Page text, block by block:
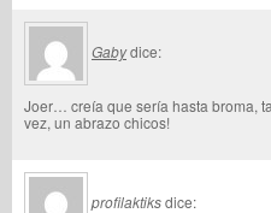
Gabydice:
Joer… creía que sería hasta broma,
vez, un abrazo chicos!
profilaktiksdice: